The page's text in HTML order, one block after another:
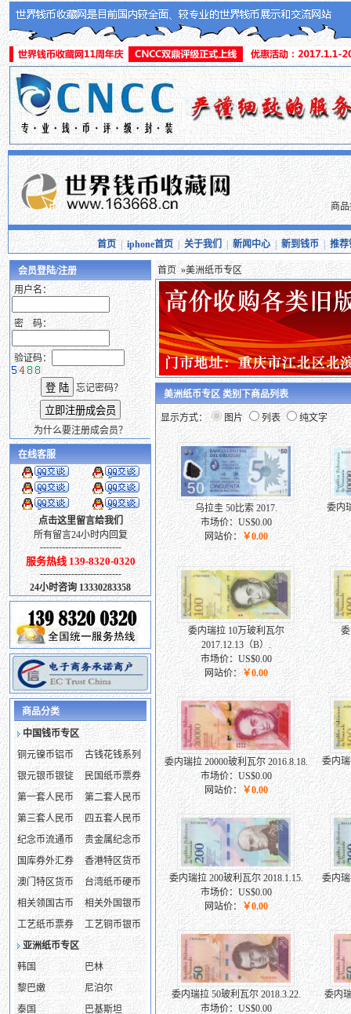
商
首页|iphone首页|关于我们 |新闻中心| 新到钱币|推荐
会员登陆/注册
用户名：
密 码：
验证码：
忘记密码？
为什么要注册成会员？
在线客服
点击这里留言给我们
所有留言24小时内回复
--------------------------
服务热线 139-8320-0320
--------------------------
24小时咨询 13330283358
商品分类
中国钱币专区
铜元镍币铝币
古钱花钱系列
银元银币银锭
民国纸币票券
第一套人民币
第二套人民币
第三套人民币
四五套人民币
纪念币流通币
贵金属纪念币
国库券外汇券
香港特区货币
澳门特区货币
台湾纸币硬币
相关领国古币
相关外国银币
工艺纸币票券
工艺铜币银币
亚洲纸币专区
韩国
巴林
黎巴嫩
尼泊尔
泰国
巴基斯坦
首页»美洲纸币专区
美洲纸币专区 类别下商品列表
显示方式： 图片 列表 纯文字
乌拉圭 50比索 2017.
市场价：US$0.00
网站价： ￥0.00
委内
委内瑞拉 10万玻利瓦尔
2017.12.13（B）.
市场价：US$0.00
网站价：￥0.00
委内瑞拉 20000玻利瓦尔 2016.8.18.
市场价：US$0.00
网站价： ￥0.00
委内瑞
委内瑞拉 200玻利瓦尔 2018.1.15.
市场价：US$0.00
网站价： ￥0.00
委内瑞
委内瑞拉 50玻利瓦尔 2018.3.22.
市场价：US$0.00
委内